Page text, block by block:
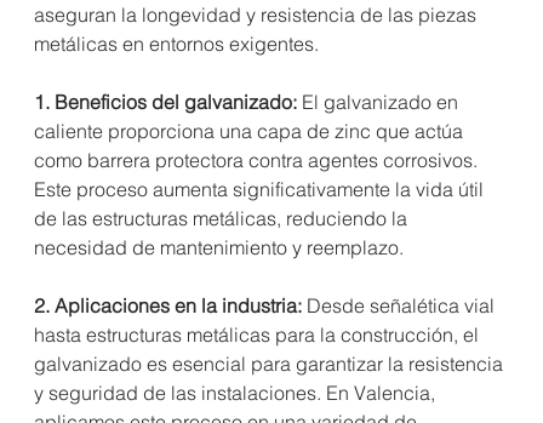
aseguran la longevidad y resistencia de las piezas
metálicas en entornos exigentes.
1. Beneficios del galvanizado: El galvanizado en
caliente proporciona una capa de zinc que actúa
como barrera protectora contra agentes corrosivos.
Este proceso aumenta significativamente la vida útil
de las estructuras metálicas, reduciendo la
necesidad de mantenimiento y reemplazo.
2. Aplicaciones en la industria: Desde señalética vial
hasta estructuras metálicas para la construcción, el
galvanizado es esencial para garantizar la resistencia
y seguridad de las instalaciones. En Valencia,